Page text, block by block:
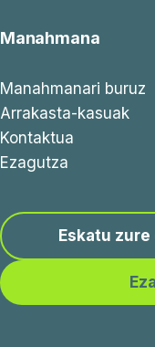
Manahmana
Manahmanari buruz
Arrakasta-kasuak
Kontaktua
Ezagutza
Eskatu